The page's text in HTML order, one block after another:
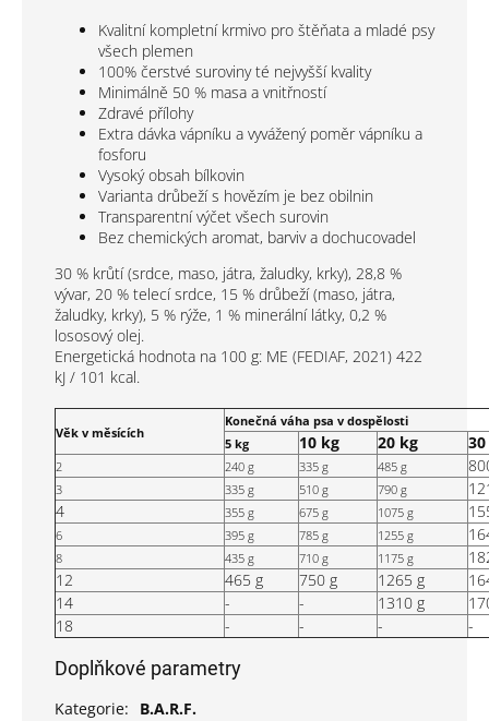
Kvalitní kompletní krmivo pro štěňata a mladé psy
všech plemen
100% čerstvé suroviny té nejvyšší kvality
Minimálně 50 % masa a vnitřností
Zdravé přílohy
Extra dávka vápníku a vyvážený poměr vápníku a
fosforu
Vysoký obsah bílkovin
Varianta drůbeží s hovězím je bez obilnin
Transparentní výčet všech surovin
Bez chemických aromat, barviv a dochucovadel
30 % krůtí (srdce, maso, játra, žaludky, krky), 28,8 %
vývar, 20 % telecí srdce, 15 % drůbeží (maso, játra,
žaludky, krky), 5 % rýže, 1 % minerální látky, 0,2 %
lososový olej.
Energetická hodnota na 100 g: ME (FEDIAF, 2021) 422
kJ / 101 kcal.
Věk v měsících
Konečná váha psa v dospělosti
5 kg
10 kg 20 kg
2 240 g 335 g 485 g
3 335 g 510 g 790 g
4
355 g 675 g 1075 g
6 395 g 785 g 1255 g
8 435 g 710 g 1175 g
12
465 g 750 g 1265 g
14
- - 1310 g
18
- - - -
Doplňkové parametry
Kategorie:
B.A.R.F.